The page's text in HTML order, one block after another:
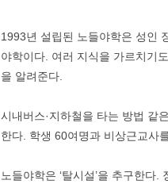
1993년 설립된 노들야학은 성인
야학이다. 여러 지식을 가르치기
을 알려준다.
시내버스·지하철을 타는 방법 같
한다. 학생 60여명과 비상근교사
노들야학은 ‘탈시설’을 추구한다